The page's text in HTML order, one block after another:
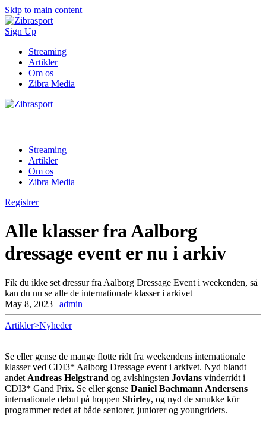
Skip to main content
Sign Up
Streaming
Artikler
Om os
Zibra Media
Streaming
Artikler
Om os
Zibra Media
Registrer
Alle klasser fra Aalborg
dressage event er nu i arkiv
Fik du ikke set dressur fra Aalborg Dressage Event i weekenden, så
kan du nu se alle de internationale klasser i arkivet
May 8, 2023 | admin
Artikler>Nyheder
Se eller gense de mange flotte ridt fra weekendens internationale
klasser ved CDI3* Aalborg Dressage event i arkivet. Nyd blandt
andet Andreas Helgstrand og avlshingsten Jovians vinderridt i
CDI3* Gand Prix. Se eller gense Daniel Bachmann Andersens
internationale debut på hoppen Shirley, og nyd de smukke kür
programmer redet af både seniorer, juniorer og youngriders.